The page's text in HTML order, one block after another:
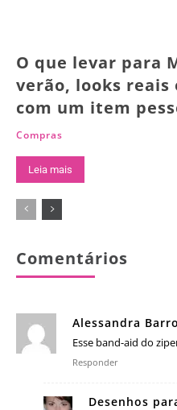
O que levar para
verão, looks reais
com um item
Compras
Leia mais
Comentários
Alessandra
Esse band-aid do
Responder
Desenhos